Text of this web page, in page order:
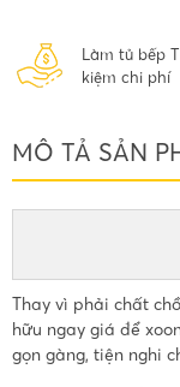
Làm tủ bếp
kiệm chi phí
MÔ TẢ SẢN
Thay vì phải chất
hữu ngay giá để
gọn gàng, tiện nghi